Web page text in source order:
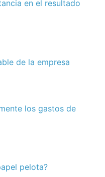
en el resultado
de la empresa
los gastos de
pelota?